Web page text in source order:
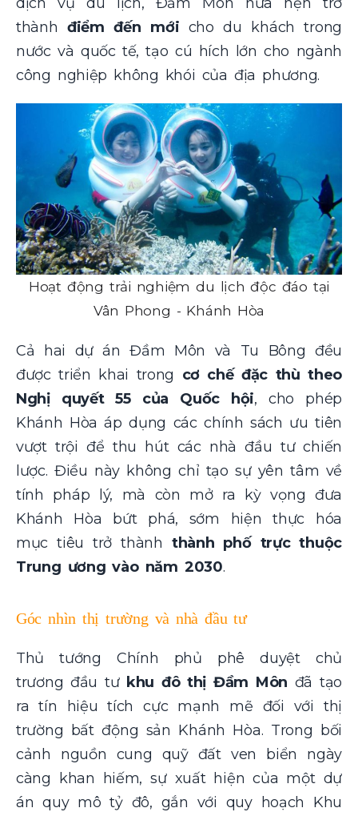
thànhđiểm đến mới cho du khách trong
nước và quốc tế, tạo cú hích lớn cho ngành
công nghiệp không khói của địa phương.
Hoạt động trải nghiệm du lịch độc đáo tại
Vân Phong - Khánh Hòa
Cả hai dự án Đầm Môn và Tu Bông đều
được triển khai trong cơ chế đặc thù theo
Nghị quyết 55 của Quốc hội, cho phép
Khánh Hòa áp dụng các chính sách ưu tiên
vượt trội để thu hút các nhà đầu tư chiến
lược. Điều này không chỉ tạo sự yên tâm về
tính pháp lý, mà còn mở ra kỳ vọng đưa
Khánh Hòa bứt phá, sớm hiện thực hóa
mục tiêu trở thành thành phố trực thuộc
Trung ương vào năm 2030.
Góc nhìn thị trường và nhà đầu tư
Thủ tướng Chính phủ phê duyệt chủ
trương đầu tư khu đô thị Đầm Môn đã tạo
ra tín hiệu tích cực mạnh mẽ đối với thị
trường bất động sản Khánh Hòa. Trong bối
cảnh nguồn cung quỹ đất ven biển ngày
càng khan hiếm, sự xuất hiện của một dự
án quy mô tỷ đô, gắn với quy hoạch Khu